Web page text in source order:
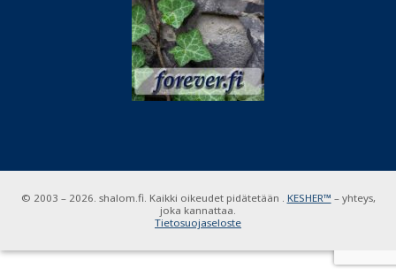
© 2003 – 2026. shalom.fi. Kaikki oikeudet pidätetään . KESHER™ – yhteys,
joka kannattaa.
Tietosuojaseloste